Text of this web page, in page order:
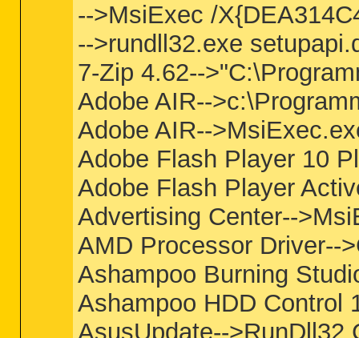
-->MsiExec /
-->rundll32.exe
7-Zip 4.62--
Adobe AIR--
Adobe AIR--
Adobe Flash Player 10
Adobe Flash Player
Advertising Center--
AMD Processor Driver--
Ashampoo Burning
Ashampoo HDD Control
AsusUpdate-->RunDll32